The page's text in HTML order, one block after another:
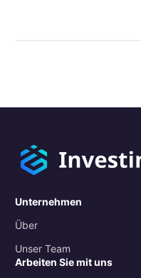
Unternehmen
Über
Unser Team
Arbeiten Sie mit uns